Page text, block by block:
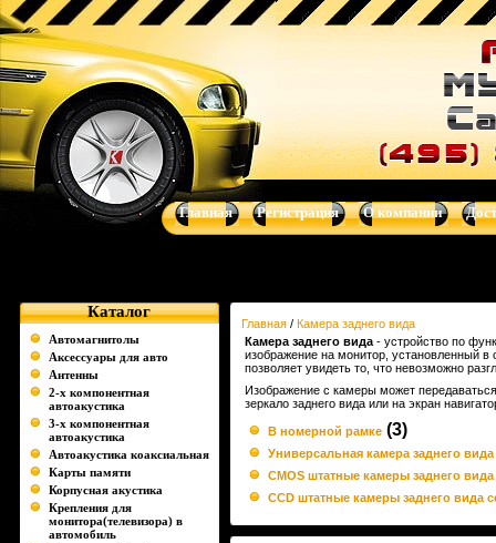
Камера заднего вида - Музыка для Вашего авто -
навигационные системы от Clarion, Mystery, Kicker, Prology,
Главная Регистрация О компании
Каталог
Автомагнитолы
Аксессуары для авто
Антенны
2-х компонентная
автоакустика
3-х компонентная
автоакустика
Автоакустика коаксиальная
Карты памяти
Корпусная акустика
Крепления для
монитора(телевизора) в
автомобиль
Главная / Камера заднего вида
Камера заднего вида - устройство по
изображение на монитор, установленный
позволяет увидеть то, что невозможно
Изображение с камеры может
зеркало заднего вида или на экран
В номерной рамке (3)
Универсальная камера заднего вида
CMOS штатные камеры заднего вида
CCD штатные камеры заднего вида